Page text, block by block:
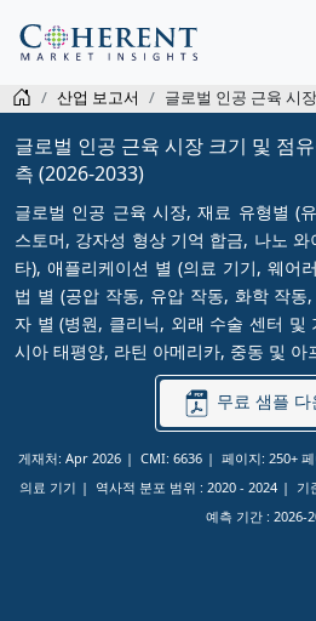
산업 보고서 글로벌 인공 근육 시장
글로벌 인공 근육 시장 크기 및 점
측 (2026-2033)
글로벌 인공 근육 시장, 재료 유형별 (
스토머, 강자성 형상 기억 합금, 나노
타), 애플리케이션 별 (의료 기기, 웨어
법 별 (공압 작동, 유압 작동, 화학 작
자 별 (병원, 클리닉, 외래 수술 센터 및
시아 태평양, 라틴 아메리카, 중동 및 아
무료 샘플 다
게재처: Apr 2026 CMI: 6636 페이지: 250+
의료 기기
역사적 분포 범위 : 2020 - 2024 기
예측 기간 : 2026-